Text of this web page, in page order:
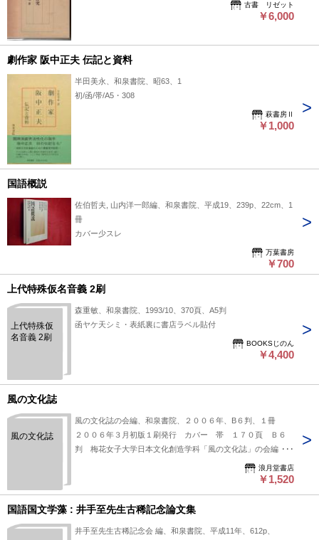
古書 リゼット
￥6,000
劇作家 阪中正夫 伝記と資料
半田美永、和泉書院、昭63、1
初/函/帯/A5・308
萩書房Ⅱ
￥1,000
国語概説
佐伯哲夫, 山内洋一郎編、和泉書院、平成19、239p、22cm、1
冊
カバー少スレ
万葉書房
￥700
上代特殊仮名音義 2刷
上代特殊仮
名音義 2刷
森重敏、和泉書院、1993/10、370頁、A5判
函ヤケ天シミ・表紙裏に書店ラベル貼付
BOOKSじのん
￥4,400
風の文化誌
風の文化誌
風の文化誌の会編、和泉書院、２００６年、B６判、１冊
２００６年３月初版１刷発行 カバー 帯 １７０頁 Ｂ６
判 梅花女子大学日本文化創造学科「風の文化誌」の会編 駒
浪月堂書店
￥1,520
国語国文学藻 : 井手至先生古稀記念論文集
井手至先生古稀記念会 編、和泉書院、平成11年、612p、